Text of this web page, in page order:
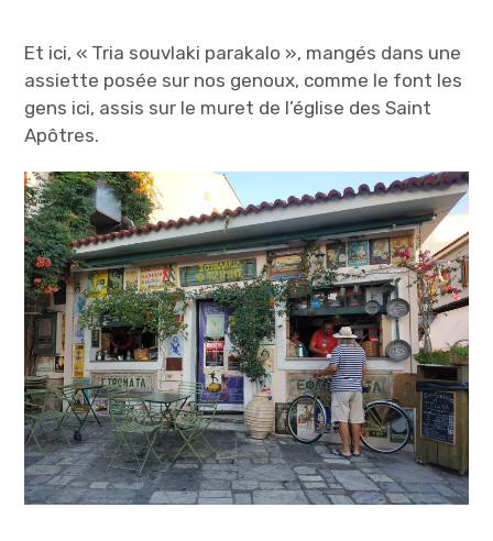
Et ici, « Tria souvlaki parakalo », mangés dans une
assiette posée sur nos genoux, comme le font les
gens ici, assis sur le muret de l’église des Saint
Apôtres.